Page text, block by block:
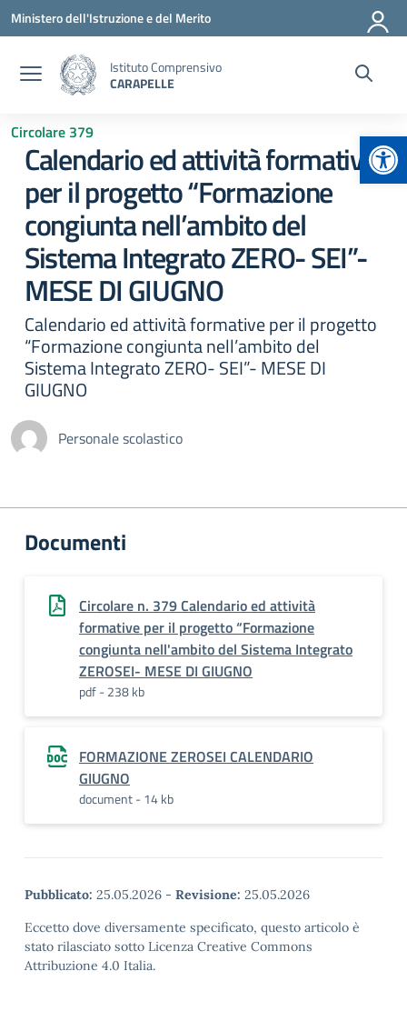
Vai ai contenuti
Vai al menu di navigazione
Vai al footer
Ministero dell'Istruzione e del Merito
Istituto Comprensivo
CARAPELLE
Circolare 379
Calendario ed attività formative
per il progetto “Formazione
congiunta nell’ambito del
Sistema Integrato ZERO- SEI”-
MESE DI GIUGNO
Calendario ed attività formative per il progetto
“Formazione congiunta nell’ambito del
Sistema Integrato ZERO- SEI”- MESE DI
GIUGNO
Personale scolastico
Documenti
Circolare n. 379 Calendario ed attività
formative per il progetto “Formazione
congiunta nell'ambito del Sistema Integrato
ZEROSEI- MESE DI GIUGNO
pdf - 238 kb
FORMAZIONE ZEROSEI CALENDARIO
GIUGNO
document - 14 kb
Pubblicato: 25.05.2026 - Revisione: 25.05.2026
Eccetto dove diversamente specificato, questo articolo è
stato rilasciato sotto Licenza Creative Commons
Attribuzione 4.0 Italia.